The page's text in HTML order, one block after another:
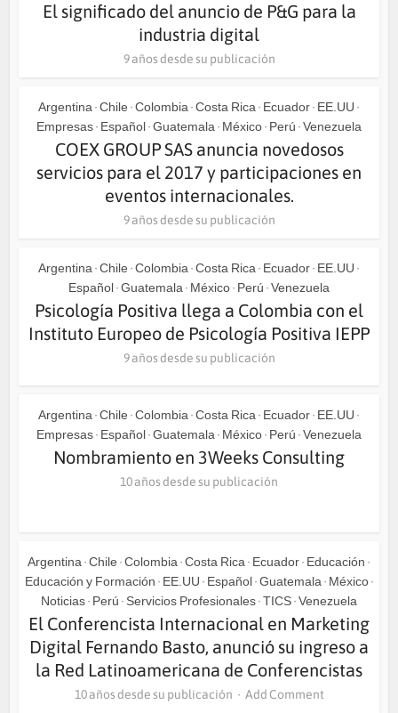
El significado del anuncio de P&G para la
industria digital
9 años desde su publicación
Argentina • Chile • Colombia • Costa Rica • Ecuador • EE.UU •
Empresas • Español • Guatemala • México • Perú • Venezuela
COEX GROUP SAS anuncia novedosos
servicios para el 2017 y participaciones en
eventos internacionales.
9 años desde su publicación
Argentina • Chile • Colombia • Costa Rica • Ecuador • EE.UU •
Español • Guatemala • México • Perú • Venezuela
Psicología Positiva llega a Colombia con el
Instituto Europeo de Psicología Positiva IEPP
9 años desde su publicación
Argentina • Chile • Colombia • Costa Rica • Ecuador • EE.UU •
Empresas • Español • Guatemala • México • Perú • Venezuela
Nombramiento en 3Weeks Consulting
10 años desde su publicación
Argentina • Chile • Colombia • Costa Rica • Ecuador • Educación •
Educación y Formación • EE.UU • Español • Guatemala • México •
Noticias • Perú • Servicios Profesionales • TICS • Venezuela
El Conferencista Internacional en Marketing
Digital Fernando Basto, anunció su ingreso a
la Red Latinoamericana de Conferencistas
10 años desde su publicación Add Comment